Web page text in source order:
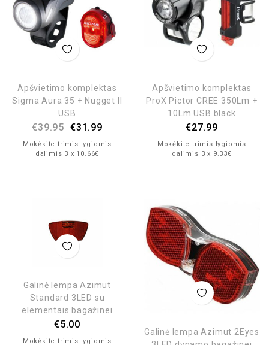
Apšvietimo komplektas
Sigma Aura 35 + Nugget II
USB
€39.95 €31.99
Mokėkite trimis lygiomis
dalimis 3 x 10.66€
Apšvietimo komplektas
ProX Pictor CREE 350Lm +
10Lm USB black
€27.99
Mokėkite trimis lygiomis
dalimis 3 x 9.33€
Galinė lempa Azimut
Standard 3LED su
elementais bagažinei
€5.00
Mokėkite trimis lygiomis
Galinė lempa Azimut 2Eyes